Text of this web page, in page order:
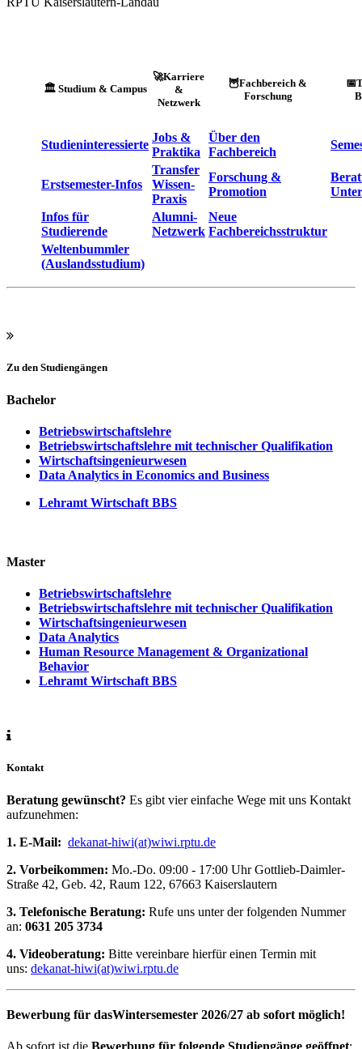
🏛️ Studium & Campus
🚀Karriere
&
Netzwerk
🦉Fachbereich &
Forschung
Studieninteressierte
Jobs &
Praktika
Über den
Fachbereich
Erstsemester-Infos
Transfer
Wissen-
Praxis
Forschung &
Promotion
Infos für
Studierende
Alumni-
Netzwerk
Neue
Fachbereichsstruktur
Weltenbummler
(Auslandsstudium)
Zu den Studiengängen
Bachelor
Betriebswirtschaftslehre
Betriebswirtschaftslehre mit technischer Qualifikation
Wirtschaftsingenieurwesen
Data Analytics in Economics and Business
Lehramt Wirtschaft BBS
Master
Betriebswirtschaftslehre
Betriebswirtschaftslehre mit technischer Qualifikation
Wirtschaftsingenieurwesen
Data Analytics
Human Resource Management & Organizational
Behavior
Lehramt Wirtschaft BBS
Kontakt
Beratung gewünscht? Es gibt vier einfache Wege mit uns Kontakt
aufzunehmen:
1. E-Mail: dekanat-hiwi(at)wiwi.rptu.de
2. Vorbeikommen: Mo.-Do. 09:00 - 17:00 Uhr Gottlieb-Daimler-
Straße 42, Geb. 42, Raum 122, 67663 Kaiserslautern
3. Telefonische Beratung: Rufe uns unter der folgenden Nummer
an: 0631 205 3734
4. Videoberatung: Bitte vereinbare hierfür einen Termin mit
uns: dekanat-hiwi(at)wiwi.rptu.de
Bewerbung für dasWintersemester 2026/27 ab sofort möglich!